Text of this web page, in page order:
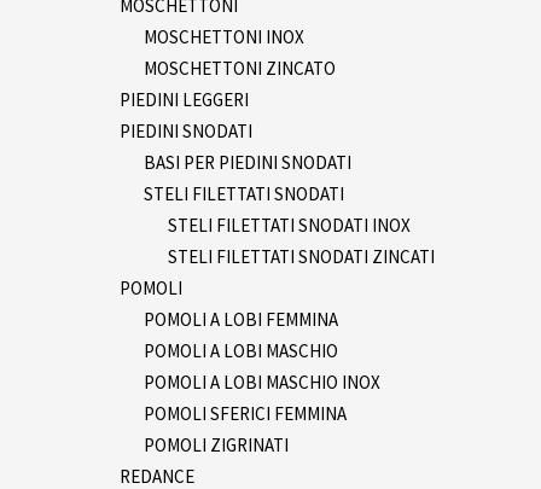
MOSCHETTONI
MOSCHETTONI INOX
MOSCHETTONI ZINCATO
PIEDINI LEGGERI
PIEDINI SNODATI
BASI PER PIEDINI SNODATI
STELI FILETTATI SNODATI
STELI FILETTATI SNODATI INOX
STELI FILETTATI SNODATI ZINCATI
POMOLI
POMOLI A LOBI FEMMINA
POMOLI A LOBI MASCHIO
POMOLI A LOBI MASCHIO INOX
POMOLI SFERICI FEMMINA
POMOLI ZIGRINATI
REDANCE